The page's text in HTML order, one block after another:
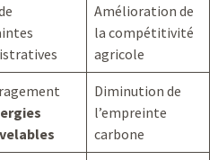
Amélioration de
la compétitivité
agricole
Diminution de
l’empreinte
carbone